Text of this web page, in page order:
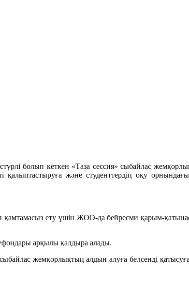
болып кеткен «Таза сессия» сыбайлас
қалыптастыруға және студенттердің оқу
ету үшін ЖОО-да бейресми қарым-
арқылы қалдыра алады.
жемқорлықтың алдын алуға белсенді